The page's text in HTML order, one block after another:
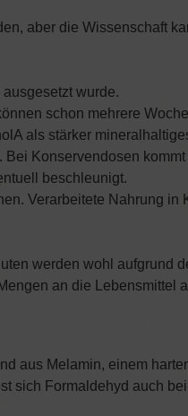
aber die Wissenschaft
wurde.
schon mehrere
als stärker
Konservendosen
beschleunigt.
Verarbeitete Nahrung in
werden wohl aufgrund
an die Lebensmittel
aus Melamin, einem
sich Formaldehyd auch